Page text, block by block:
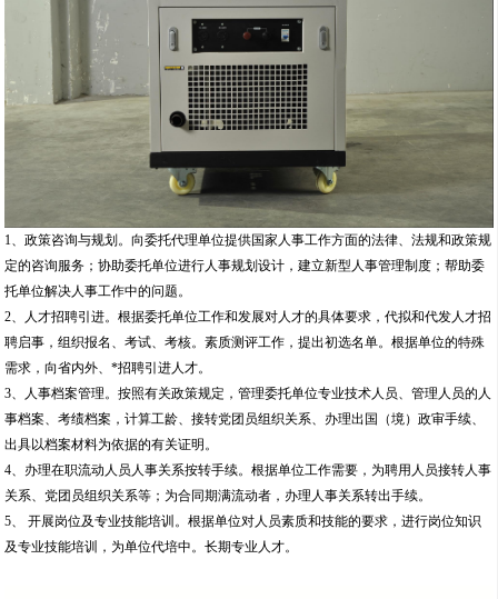
1、政策咨询与规划。向委托代理单位提供国家人事工作方面的法律、法规和政策规
定的咨询服务；协助委托单位进行人事规划设计，建立新型人事管理制度；帮助委
托单位解决人事工作中的问题。
2、人才招聘引进。根据委托单位工作和发展对人才的具体要求，代拟和代发人才招
聘启事，组织报名、考试、考核。素质测评工作，提出初选名单。根据单位的特殊
需求，向省内外、*招聘引进人才。
3、人事档案管理。按照有关政策规定，管理委托单位专业技术人员、管理人员的人
事档案、考绩档案，计算工龄、接转党团员组织关系、办理出国（境）政审手续、
出具以档案材料为依据的有关证明。
4、办理在职流动人员人事关系按转手续。根据单位工作需要，为聘用人员接转人事
关系、党团员组织关系等；为合同期满流动者，办理人事关系转出手续。
5、 开展岗位及专业技能培训。根据单位对人员素质和技能的要求，进行岗位知识
及专业技能培训，为单位代培中。长期专业人才。